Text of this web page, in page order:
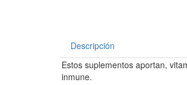
Descripción
Estos suplementos aportan,
inmune.